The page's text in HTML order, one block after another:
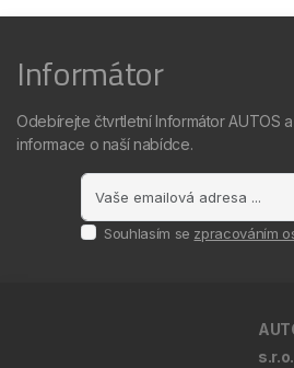
Informátor
Odebírejte čtvrtletní Informátor AUTOS
informace o naší nabídce.
Souhlasím se zpracováním
s.r.o.